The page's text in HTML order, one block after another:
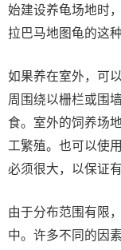
始建设养龟场地时
拉巴马地图龟的这
如果养在室外，可
周围绕以栅栏或围
食。室外的饲养场
工繁殖。也可以使
必须很大，以保证
由于分布范围有限
中。许多不同的因